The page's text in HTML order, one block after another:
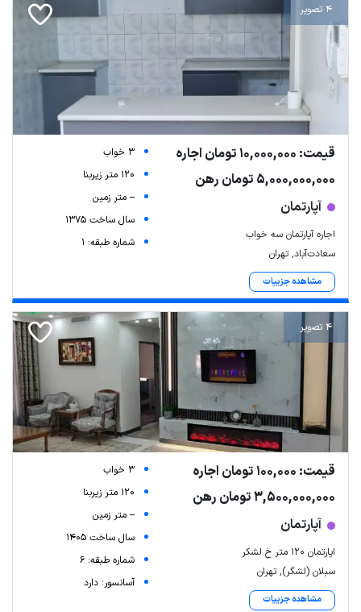
4 تصویر
قیمت: 10,000,000 تومان اجاره
5,000,000,000 تومان رهن
آپارتمان
اجاره آپارتمان سه خواب
سعادت‌آباد, تهران
مشاهده جزییات
3 خواب
120 متر زیربنا
-- متر زمین
سال ساخت 1375
شماره طبقه: 1
4 تصویر
قیمت: 100,000 تومان اجاره
3,500,000,000 تومان رهن
آپارتمان
اپارتمان ۱۲۰ متر خ لشکر
سبلان (لشگر), تهران
مشاهده جزییات
3 خواب
120 متر زیربنا
-- متر زمین
سال ساخت 1405
شماره طبقه: 6
آسانسور: دارد